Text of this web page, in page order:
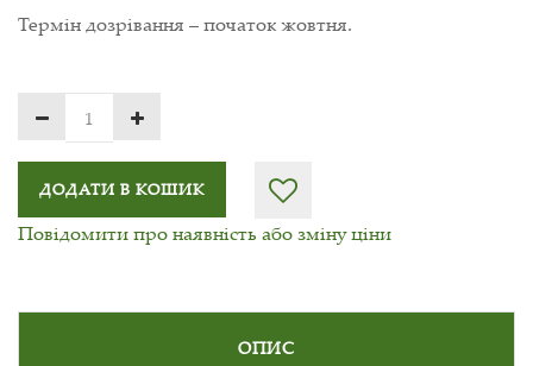
Термін дозрівання – початок жовтня.
ДОДАТИ В КОШИК
Повідомити про наявність або зміну ціни
ОПИС